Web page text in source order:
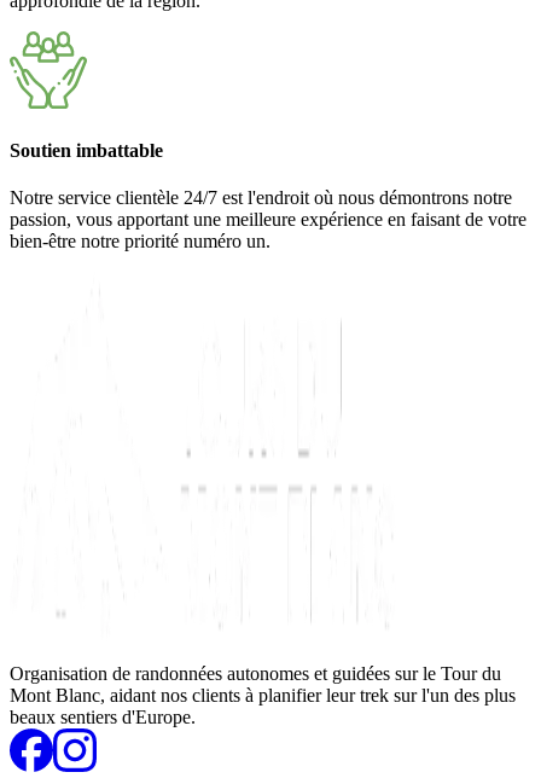
Soutien imbattable
Notre service clientèle 24/7 est l'endroit où nous démontrons notre
passion, vous apportant une meilleure expérience en faisant de votre
bien-être notre priorité numéro un.
Organisation de randonnées autonomes et guidées sur le Tour du
Mont Blanc, aidant nos clients à planifier leur trek sur l'un des plus
beaux sentiers d'Europe.